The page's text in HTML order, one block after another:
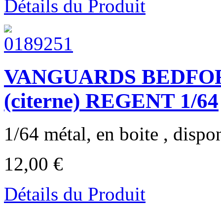
Détails du Produit
VANGUARDS
(citerne) REGENT 1/64
1/64 métal, en boite ,
12,00 €
Détails du Produit